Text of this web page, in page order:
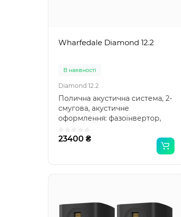
Wharfedale Diamond 12.2
В наявності
Diamond 12.2
Полична акустична система, 2-
смугова, акустичне
оформлення: фазоінвертор,
23400 ₴